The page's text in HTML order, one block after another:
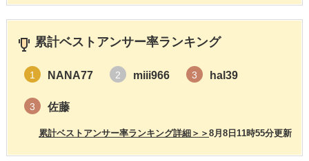
累計ベストアンサー率ランキング
1 NANA77 2 miii966 3 hal39
3 佐藤
8月8日11時55分更新
累計ベストアンサー率ランキング詳細＞＞